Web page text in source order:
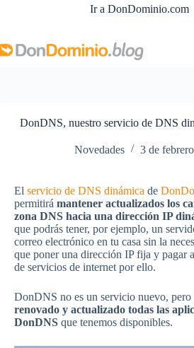
Ir a DonDominio.com
DonDNS, nuestro servicio de DNS
Novedades 3 de
El servicio de DNS dinámica de
permitirá mantener actualizados los
zona DNS hacia una dirección IP
que podrás tener, por ejemplo, un
correo electrónico en tu casa sin la
que poner una dirección IP fija y pagar
de servicios de internet por ello.
DonDNS no es un servicio nuevo, pero
renovado y actualizado todas las
DonDNS que tenemos disponibles.